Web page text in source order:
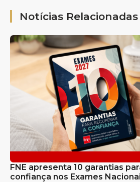
Notícias Relacionadas
FNE apresenta 10 garantias
confiança nos Exames